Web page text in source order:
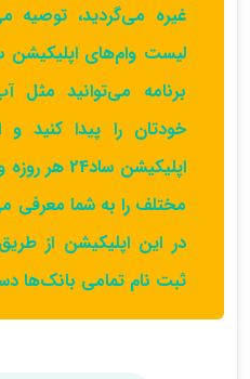
غیره می‌گردید،
برنامه می‌توانید مثل
خودتان را پیدا کنید و
اپلیکیشن
مختلف را به شما معرفی
در این اپلیکیشن از
ثبت نام تمامی بانک‌ها